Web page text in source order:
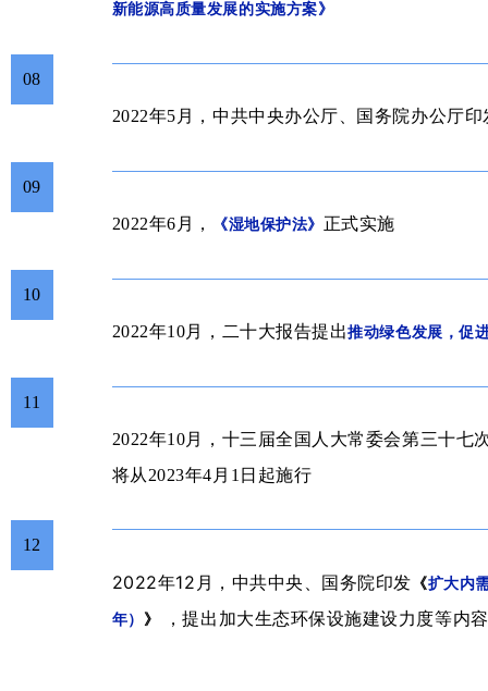
新能源高质量发展的实施方案》
08
2022年5月，中共中央办公厅、国务院办公厅印
09
2022年6月，
《湿地保护法》 正式实施
10
2022年10月，二十大报告提出推动绿色发展，促
11
2022年10月， 十三届全国人大常委会第三十七
将从2023年4月1日起施行
12
2022年12 月 ， 中共中央、国务院印发 《扩大内
年） 》 ，提出加大生态环保设施建设力度等内容